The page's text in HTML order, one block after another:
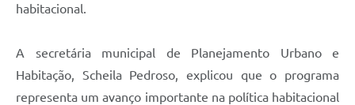
habitacional.
A secretária municipal de Planejamento Urbano e
Habitação, Scheila Pedroso, explicou que o programa
representa um avanço importante na política habitacional